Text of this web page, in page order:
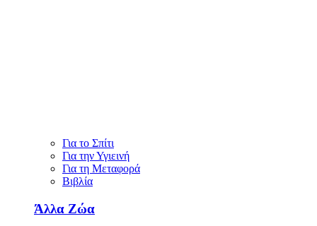
Για το Σπίτι
Για την Υγιεινή
Για τη Μεταφορά
Βιβλία
Άλλα Ζώα